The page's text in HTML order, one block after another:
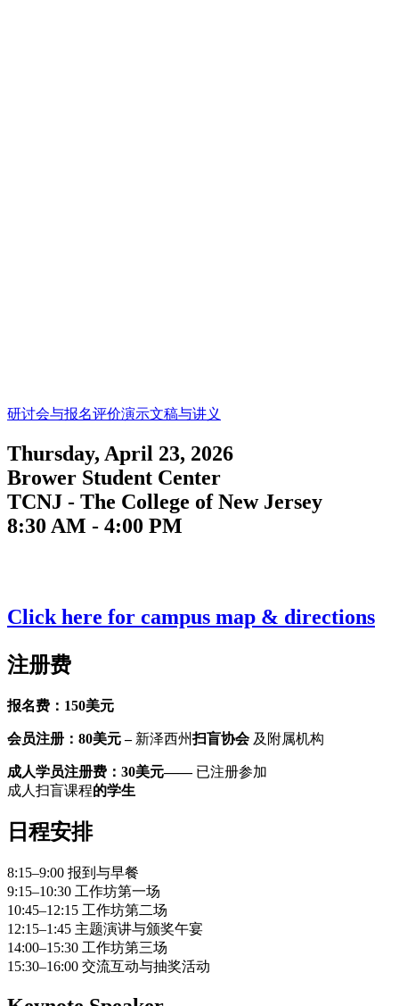
研讨会与报名评价演示文稿与讲义
Thursday, April 23, 2026
Brower Student Center
TCNJ - The College of New Jersey
8:30 AM - 4:00 PM
Click here for campus map & directions
注册费
报名费：150美元
会员注册：80美元 – 新泽西州扫盲协会 及附属机构
成人学员注册费：30美元—— 已注册参加
成人扫盲课程的学生
日程安排
8:15–9:00 报到与早餐
9:15–10:30 工作坊第一场
10:45–12:15 工作坊第二场
12:15–1:45 主题演讲与颁奖午宴
14:00–15:30 工作坊第三场
15:30–16:00 交流互动与抽奖活动